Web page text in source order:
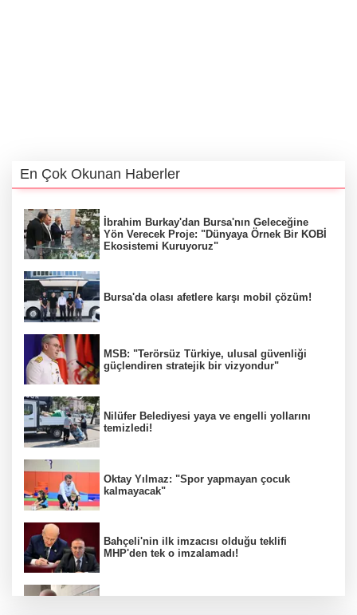
En Çok Okunan Haberler
İbrahim Burkay'dan Bursa'nın Geleceğine
Yön Verecek Proje: "Dünyaya Örnek Bir KOBİ
Ekosistemi Kuruyoruz"
Bursa'da olası afetlere karşı mobil çözüm!
MSB: "Terörsüz Türkiye, ulusal güvenliği
güçlendiren stratejik bir vizyondur"
Nilüfer Belediyesi yaya ve engelli yollarını
temizledi!
Oktay Yılmaz: "Spor yapmayan çocuk
kalmayacak"
Bahçeli'nin ilk imzacısı olduğu teklifi
MHP'den tek o imzalamadı!